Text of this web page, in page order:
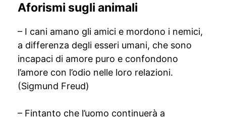
Aforismi sugli animali
– I cani amano gli amici e mordono i nemici,
a differenza degli esseri umani, che sono
incapaci di amore puro e confondono
l’amore con l’odio nelle loro relazioni.
(Sigmund Freud)
– Fintanto che l’uomo continuerà a